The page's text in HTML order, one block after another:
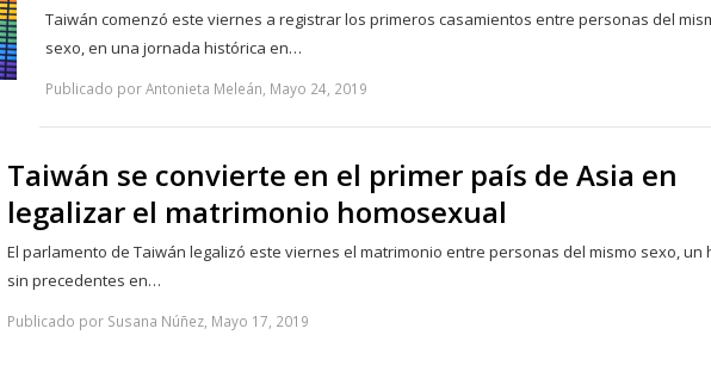
Taiwán comenzó este viernes a registrar los primeros casamientos entre personas del
sexo, en una jornada histórica en…
Publicado por Antonieta Meleán, Mayo 24, 2019
Taiwán se convierte en el primer país de Asia en
legalizar el matrimonio homosexual
El parlamento de Taiwán legalizó este viernes el matrimonio entre personas del mismo sexo, un
sin precedentes en…
Publicado por Susana Núñez, Mayo 17, 2019